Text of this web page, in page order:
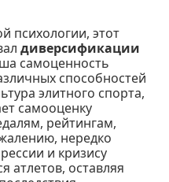
психологии, этот
диверсификации
самоценность
способностей
элитного спорта,
самооценку
рейтингам,
нередко
и кризису
атлетов, оставляя